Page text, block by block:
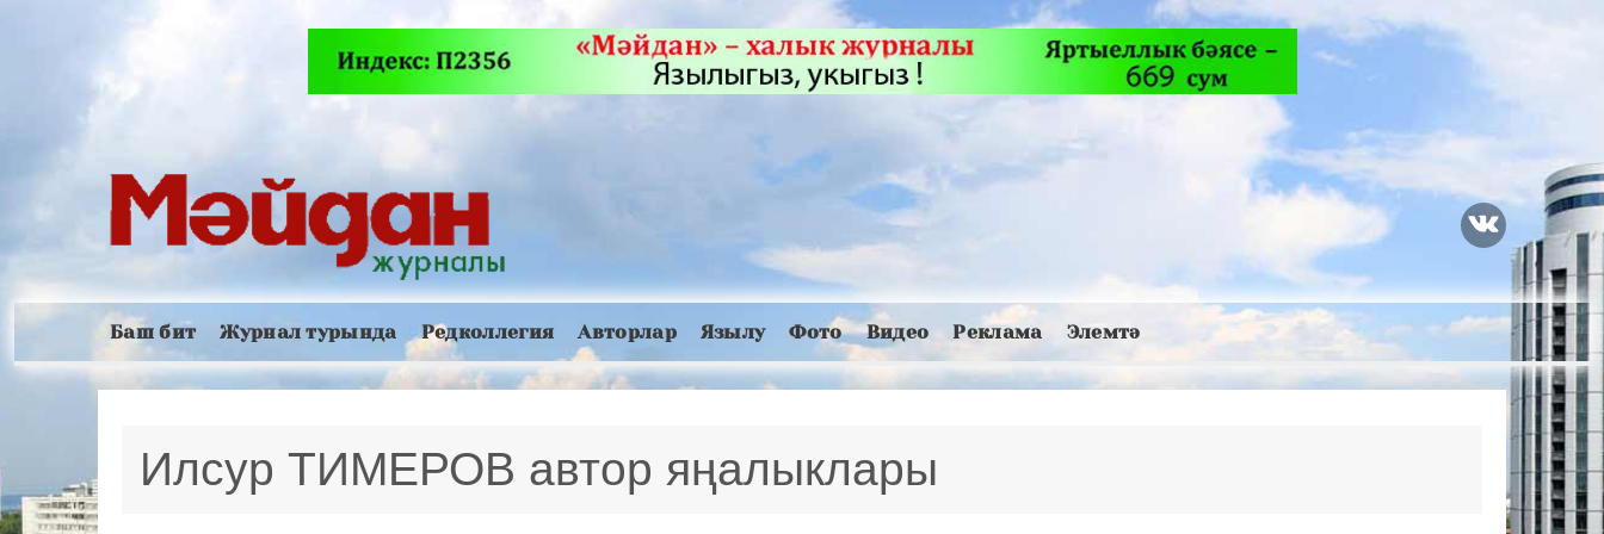
Баш бит Журнал турында Редколлегия Авторлар Язылу Фото Видео Реклама Элемтә
Илсур ТИМЕРОВ автор яңалыклары